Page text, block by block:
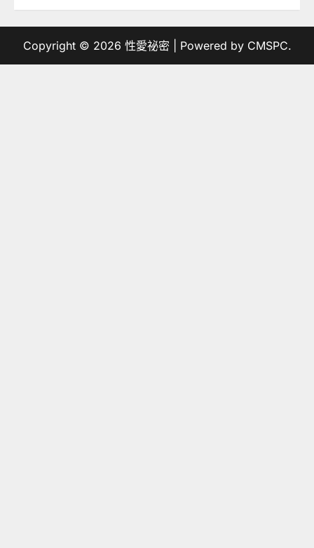
Copyright © 2026 性愛祕密 | Powered by CMSPC.